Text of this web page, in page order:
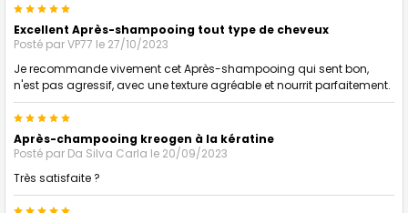
5
Excellent Après-shampooing tout type de cheveux
Posté parVP77 le 27/10/2023
Je recommande vivement cet Après-shampooing qui sent bon,
n'est pas agressif, avec une texture agréable et nourrit parfaitement.
5
Après-champooing kreogen à la kératine
Posté par Da Silva Carla le 20/09/2023
Très satisfaite ?